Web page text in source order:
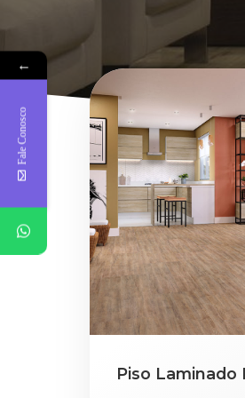
Piso
←
Fale Conosco